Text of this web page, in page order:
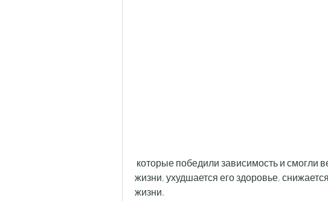
жизни, ухудшается его здоровье,
жизни.